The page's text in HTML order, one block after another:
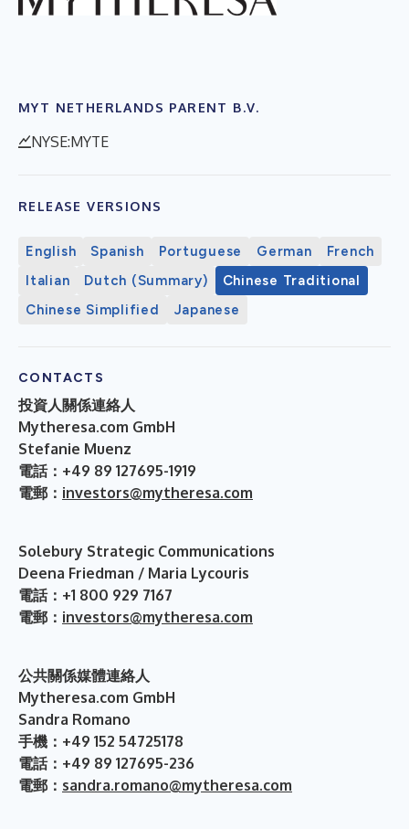
MYT NETHERLANDS PARENT B.V.
NYSE:MYTE
RELEASE VERSIONS
English Spanish Portuguese German
French
Italian
Dutch (Summary)
Chinese Traditional
Chinese Simplified
Japanese
CONTACTS
投資人關係連絡人
Mytheresa.com GmbH
Stefanie Muenz
電話：+49 89 127695-1919
電郵： investors@mytheresa.com
Solebury Strategic Communications
Deena Friedman / Maria Lycouris
電話：+1 800 929 7167
電郵： investors@mytheresa.com
公共關係媒體連絡人
Mytheresa.com GmbH
Sandra Romano
手機：+49 152 54725178
電話：+49 89 127695-236
電郵： sandra.romano@mytheresa.com